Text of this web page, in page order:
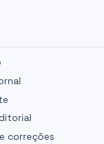
correções